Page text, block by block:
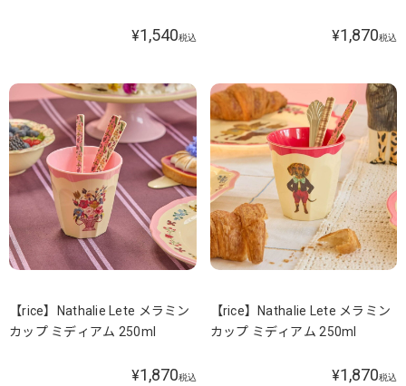
¥1,540税込 ¥1,870税込
【rice】Nathalie Lete メラミン
カップ ミディアム 250ml
¥1,870税込
【rice】Nathalie Lete メラミン
カップ ミディアム 250ml
¥1,870税込